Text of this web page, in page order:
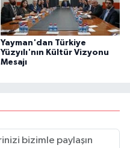
Yayman'dan Türkiye
Yüzyılı'nın Kültür Vizyonu
Mesajı